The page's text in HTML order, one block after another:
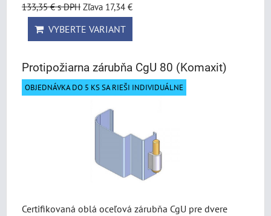
133,35 €s DPH Zľava 17,34 €
VYBERTE VARIANT
Protipožiarna zárubňa CgU 80 (Komaxit)
OBJEDNÁVKA DO 5 KS SA RIEŠI INDIVIDUÁLNE
Certifikovaná oblá oceľová zárubňa CgU pre dvere